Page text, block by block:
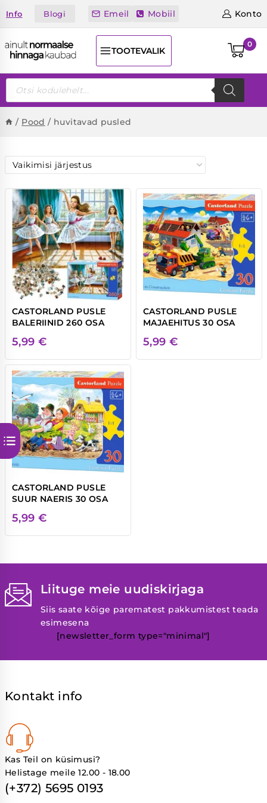
toInfo Blogi Emeil Mobiil Konto
TOOTEVALIK
0
Products
search
/ Pood / huvitavad pusled
CASTORLAND PUSLE
BALERIINID 260 OSA
5,99 €
CASTORLAND PUSLE
MAJAEHITUS 30 OSA
5,99 €
CASTORLAND PUSLE
SUUR NAERIS 30 OSA
5,99 €
Liituge meie uudiskirjaga
Siis saate kõige parematest pakkumistest teada
esimesena
[newsletter_form type="minimal"]
Kontakt info
Kas Teil on küsimusi?
Helistage meile 12.00 - 18.00
(+372) 5695 0193